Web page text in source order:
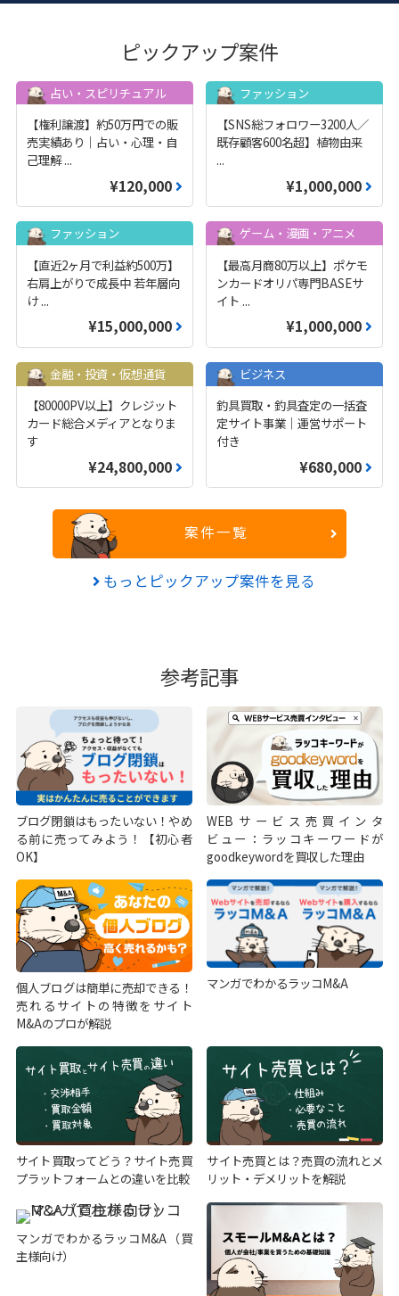
ピックアップ案件
占い・スピリチュアル
【権利譲渡】約50万円での販
売実績あり｜占い・心理・自
己理解...
¥120,000
ファッション
【SNS総フォロワー3200人／
既存顧客600名超】植物由来
...
¥1,000,000
ファッション
【直近2ヶ月で利益約500万】
右肩上がりで成長中 若年層向
け...
¥15,000,000
ゲーム・漫画・アニメ
【最高月商80万以上】ポケモ
ンカードオリパ専門BASEサ
イト ...
¥1,000,000
金融・投資・仮想通貨
【80000PV以上】クレジット
カード総合メディアとなりま
す
¥24,800,000
ビジネス
釣具買取・釣具査定の一括査
定サイト事業｜運営サポート
付き
¥680,000
案件一覧
もっとピックアップ案件を見る
参考記事
ブログ閉鎖はもったいない！やめ
る前に売ってみよう！【初心者
OK】
WEBサービス売買インタ
ビュー：ラッコキーワードが
goodkeywordを買収した理由
個人ブログは簡単に売却できる！
売れるサイトの特徴をサイト
M&Aのプロが解説
マンガでわかるラッコM&A
サイト買取ってどう？サイト売買
プラットフォームとの違いを比較
サイト売買とは？売買の流れとメ
リット・デメリットを解説
マンガでわかるラッコM&A（買
主様向け）